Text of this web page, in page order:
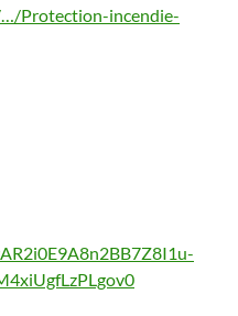
Protection-incendie-